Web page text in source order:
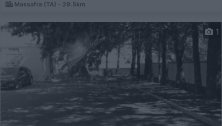
Massafra (TA) - 29.5km
1